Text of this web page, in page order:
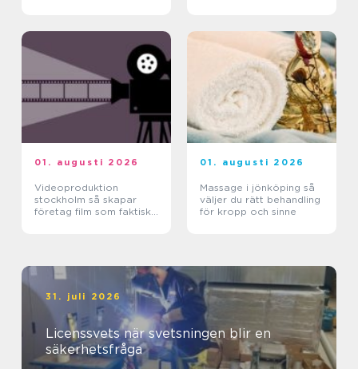
01. augusti 2026
Videoproduktion
stockholm så skapar
företag film som faktiskt
01. augusti 2026
Massage i jönköping så
väljer du rätt behandling
för kropp och sinne
31. juli 2026
Licenssvets när svetsningen blir en
säkerhetsfråga